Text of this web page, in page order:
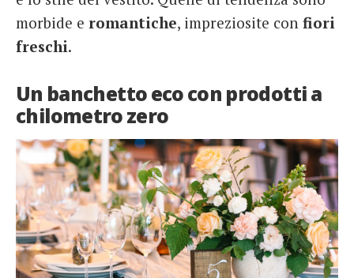
morbide e romantiche, impreziosite con fiori
freschi.
Un banchetto eco con prodotti a
chilometro zero